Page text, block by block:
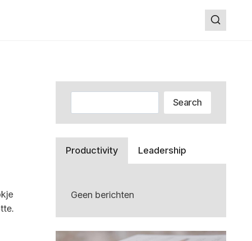
Search
Productivity Leadership
Geen berichten